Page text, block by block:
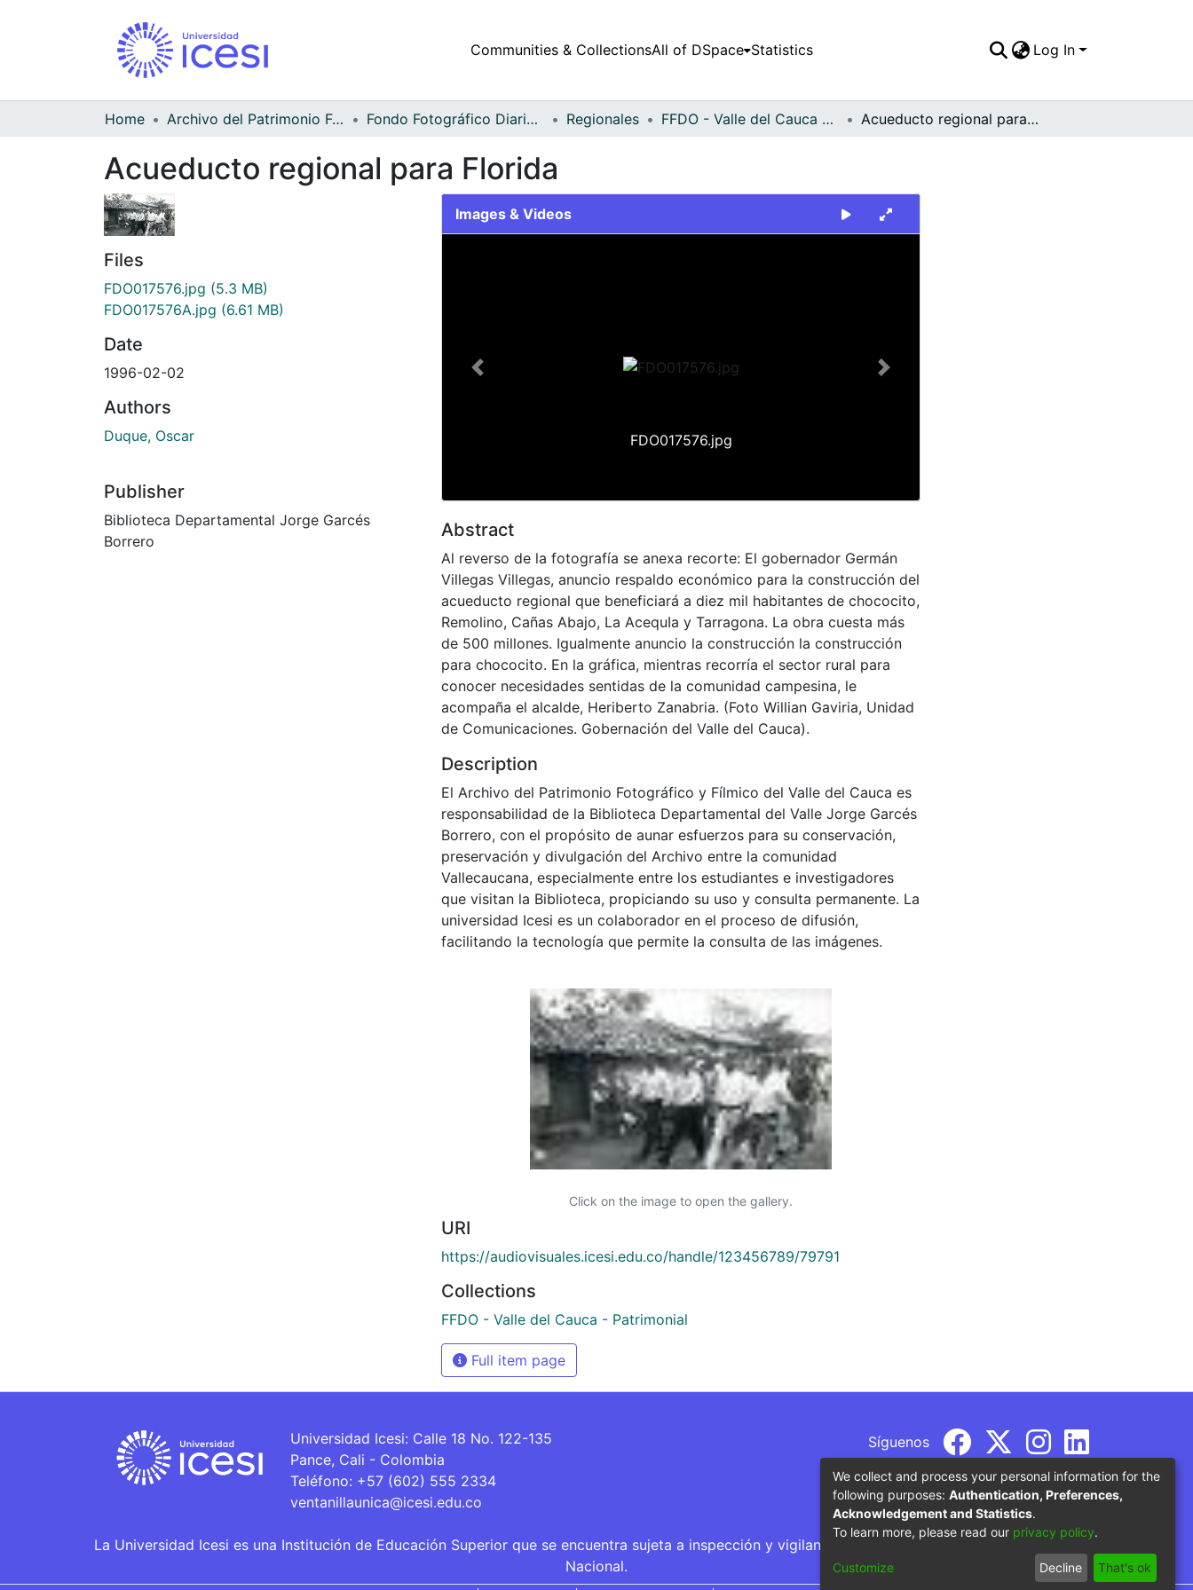
Communities & CollectionsAll of DSpace Statistics Log In
Home Archivo del Patrimonio Fotográfico y Fílmico del Valle del Cauca Fondo Fotográfico Diario Occidente Regionales FFDO - Valle del Cauca - Patrimonial Acueducto regional para Florida
Acueducto regional para Florida
Files
FDO017576.jpg (5.3 MB)
FDO017576A.jpg (6.61 MB)
Date
1996-02-02
Authors
Duque, Oscar
Publisher
Biblioteca Departamental Jorge Garcés
Borrero
Images & Videos
FDO017576.jpg
Previous Next
Abstract
Al reverso de la fotografía se anexa recorte: El gobernador Germán
Villegas Villegas, anuncio respaldo económico para la construcción del
acueducto regional que beneficiará a diez mil habitantes de chococito,
Remolino, Cañas Abajo, La AcequIa y Tarragona. La obra cuesta más
de 500 millones. Igualmente anuncio la construcción la construcción
para chococito. En la gráfica, mientras recorría el sector rural para
conocer necesidades sentidas de la comunidad campesina, le
acompaña el alcalde, Heriberto Zanabria. (Foto Willian Gaviria, Unidad
de Comunicaciones. Gobernación del Valle del Cauca).
Description
El Archivo del Patrimonio Fotográfico y Fílmico del Valle del Cauca es
responsabilidad de la Biblioteca Departamental del Valle Jorge Garcés
Borrero, con el propósito de aunar esfuerzos para su conservación,
preservación y divulgación del Archivo entre la comunidad
Vallecaucana, especialmente entre los estudiantes e investigadores
que visitan la Biblioteca, propiciando su uso y consulta permanente. La
universidad Icesi es un colaborador en el proceso de difusión,
facilitando la tecnología que permite la consulta de las imágenes.
Click on the image to open the gallery.
URI
https://audiovisuales.icesi.edu.co/handle/123456789/79791
Collections
FFDO - Valle del Cauca - Patrimonial
Full item page
Universidad Icesi: Calle 18 No. 122-135
Pance, Cali - Colombia
Teléfono: +57 (602) 555 2334
ventanillaunica@icesi.edu.co
Síguenos
La Universidad Icesi es una Institución de Educación Superior que se encuentra sujeta a inspección y vigilancia por parte del Ministerio de Educación
Nacional.
We collect and process your personal information for the
following purposes: Authentication, Preferences,
Acknowledgement and Statistics.
To learn more, please read our privacy policy.
Customize Decline That's ok